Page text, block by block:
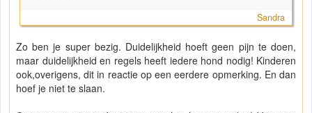
Sandra
Zo ben je super bezig. Duidelijkheid hoeft geen pijn te doen,
maar duidelijkheid en regels heeft iedere hond nodig! Kinderen
ook,overigens, dit in reactie op een eerdere opmerking. En dan
hoef je niet te slaan.